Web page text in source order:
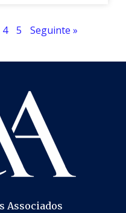
4 5 Seguinte »
Associados